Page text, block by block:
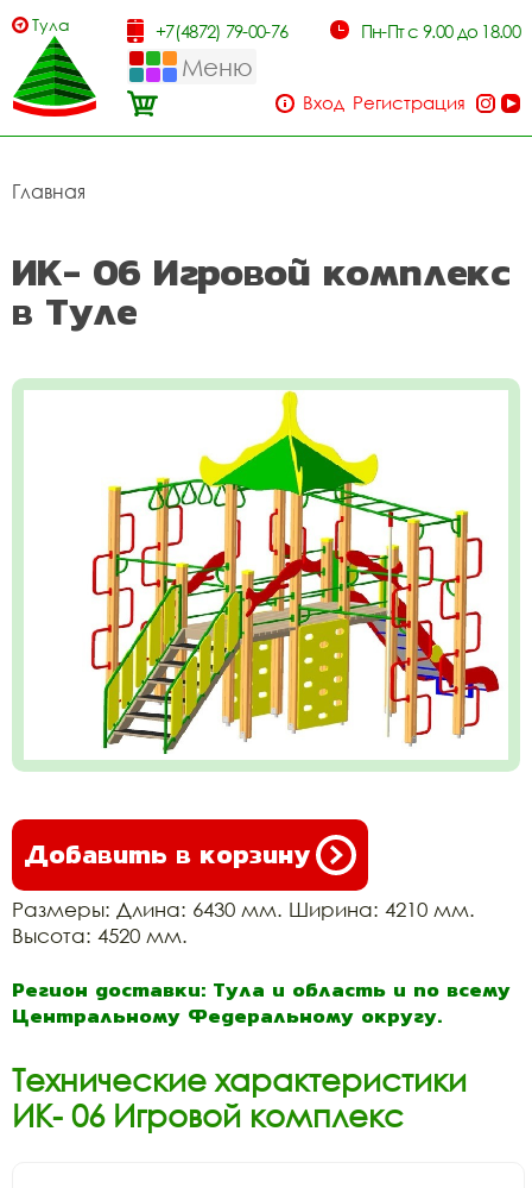
Тула +7(4872) 79-00-76 Пн-Пт с 9.00 до 18.00
Меню
Вход Регистрация
Главная
ИК- 06 Игровой комплекс
в Туле
Добавить в корзину
Размеры: Длина: 6430 мм. Ширина: 4210 мм.
Высота: 4520 мм.
Регион доставки: Тула и область и по всему
Центральному Федеральному округу.
Технические характеристики
ИК- 06 Игровой комплекс